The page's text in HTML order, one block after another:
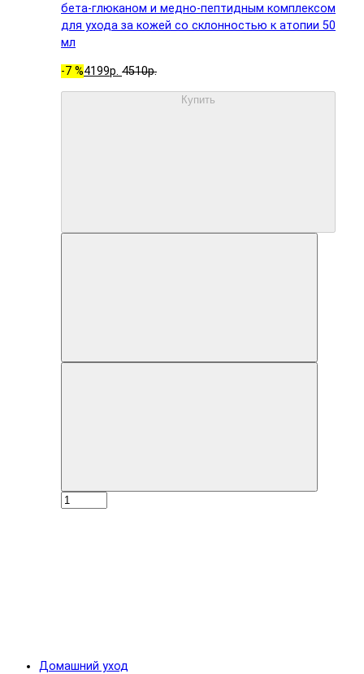
бета-глюканом и медно-пептидным комплексом
для ухода за кожей со склонностью к атопии 50
мл
-7 %4199р. 4510р.
Купить
Домашний уход